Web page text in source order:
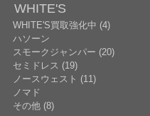
WHITE'S
WHITE'S買取強化中 (4)
ハソーン
スモークジャンパー (20)
セミドレス (19)
ノースウェスト (11)
ノマド
その他 (8)